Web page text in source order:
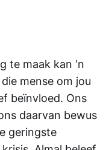
te maak kan ‘n
mense om jou
beïnvloed. Ons
daarvan bewus
geringste